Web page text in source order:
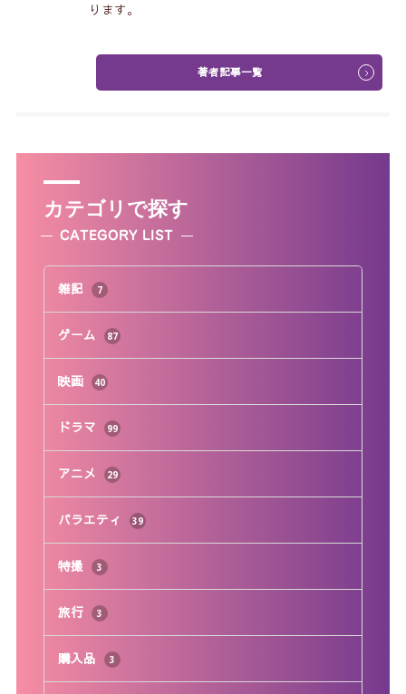
ります。
著者記事一覧
カテゴリで探す
CATEGORY LIST
雑記 7
ゲーム 87
映画 40
ドラマ 99
アニメ 29
バラエティ 39
特撮 3
旅行 3
購入品 3